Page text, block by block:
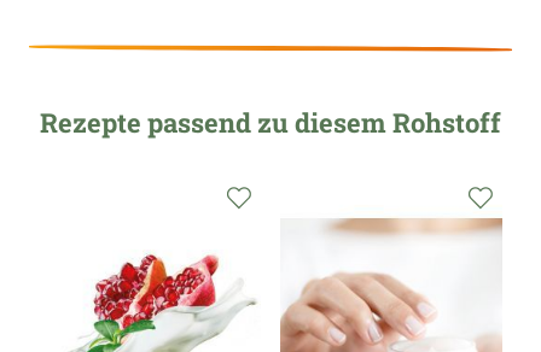
Rezepte passend zu diesem Rohstoff
hinzufügen
Wunschliste
hinzufügen